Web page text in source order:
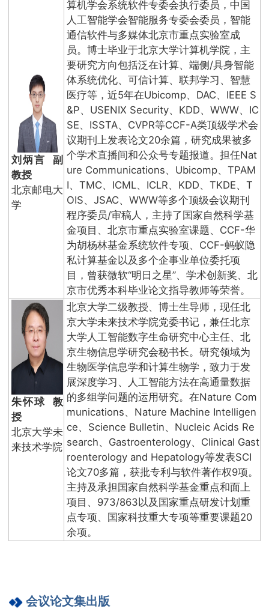
刘炳言 副
教授
北京邮电大
学
算机学会系统软件专委会执行委员，中国
人工智能学会智能服务专委会委员，智能
通信软件与多媒体北京市重点实验室成
员。博士毕业于北京大学计算机学院，主
要研究方向包括泛在计算、端侧/具身智能
体系统优化、可信计算、联邦学习、智慧
医疗等，近5年在Ubicomp、DAC、IEEE S
&P、USENIX Security、KDD、WWW、IC
SE、ISSTA、CVPR等CCF-A类顶级学术会
议期刊上发表论文20余篇，研究成果被多
个学术直播间和公众号专题报道。担任Nat
ure Communications、Ubicomp、TPAM
I、TMC、ICML、ICLR、KDD、TKDE、T
OIS、JSAC、WWW等多个顶级会议期刊
程序委员/审稿人，主持了国家自然科学基
金项目、北京市重点实验室课题、CCF-华
为胡杨林基金系统软件专项、CCF-蚂蚁隐
私计算基金以及多个企事业单位委托项
目，曾获微软“明日之星”、学术创新奖、北
京市优秀本科毕业论文指导教师等荣誉。
朱怀球 教
授
北京大学未
来技术学院
北京大学二级教授、博士生导师，现任北
京大学未来技术学院党委书记，兼任北京
大学人工智能数字生命研究中心主任、北
京生物信息学研究会秘书长。研究领域为
生物医学信息学和计算生物学，致力于发
展深度学习、人工智能方法在高通量数据
的多组学问题的运用研究。在Nature Com
munications、Nature Machine Intelligen
ce、Science Bulletin、Nucleic Acids Re
search、Gastroenterology、Clinical Gast
roenterology and Hepatology等发表SCI
论文70多篇，获批专利与软件著作权9项。
主持及承担国家自然科学基金重点和面上
项目、973/863以及国家重点研发计划重
点专项、国家科技重大专项等重要课题20
余项。
会议论文集出版